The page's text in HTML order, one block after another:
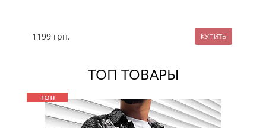
1199 грн.
ТОП ТОВАРЫ